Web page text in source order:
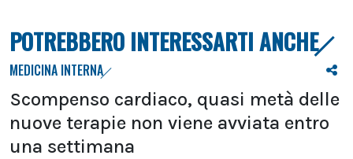
POTREBBERO INTERESSARTI ANCHE
MEDICINA INTERNA
Scompenso cardiaco, quasi metà delle
nuove terapie non viene avviata entro
una settimana